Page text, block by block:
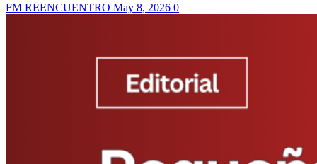
FM REENCUENTRO May 8, 2026 0